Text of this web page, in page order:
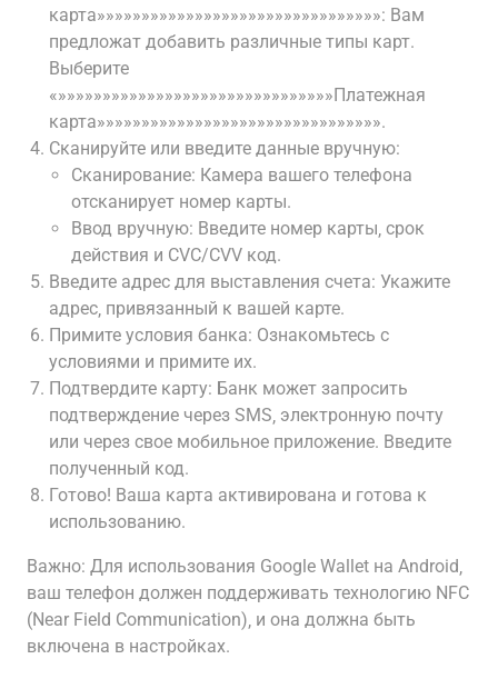
карта»»»»»»»»»»»»»»»»»»»»»»»»»»»»»»»»: Вам
предложат добавить различные типы карт.
Выберите
«»»»»»»»»»»»»»»»»»»»»»»»»»»»»»»»Платежная
карта»»»»»»»»»»»»»»»»»»»»»»»»»»»»»»»».
Сканируйте или введите данные вручную:
Сканирование: Камера вашего телефона
отсканирует номер карты.
Ввод вручную: Введите номер карты‚ срок
действия и CVC/CVV код.
Введите адрес для выставления счета: Укажите
адрес‚ привязанный к вашей карте.
Примите условия банка: Ознакомьтесь с
условиями и примите их.
Подтвердите карту: Банк может запросить
подтверждение через SMS‚ электронную почту
или через свое мобильное приложение. Введите
полученный код.
Готово! Ваша карта активирована и готова к
использованию.
Важно: Для использования Google Wallet на Android‚
ваш телефон должен поддерживать технологию NFC
(Near Field Communication)‚ и она должна быть
включена в настройках.